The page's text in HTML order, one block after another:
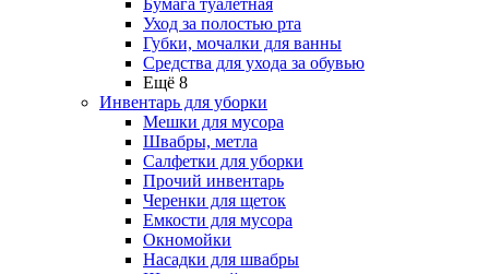
Бумага туалетная
Уход за полостью рта
Губки, мочалки для ванны
Средства для ухода за обувью
Ещё 8
Инвентарь для уборки
Мешки для мусора
Швабры, метла
Салфетки для уборки
Прочий инвентарь
Черенки для щеток
Емкости для мусора
Окномойки
Насадки для швабры